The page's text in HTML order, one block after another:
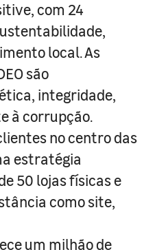
com 24
local. As
são
integridade,
à corrupção.
no centro das
estratégia
50 lojas físicas e
como site,
um milhão de